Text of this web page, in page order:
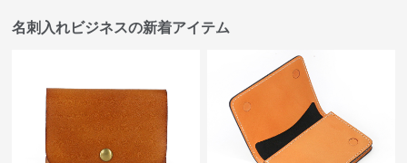
名刺入れビジネスの新着アイテム